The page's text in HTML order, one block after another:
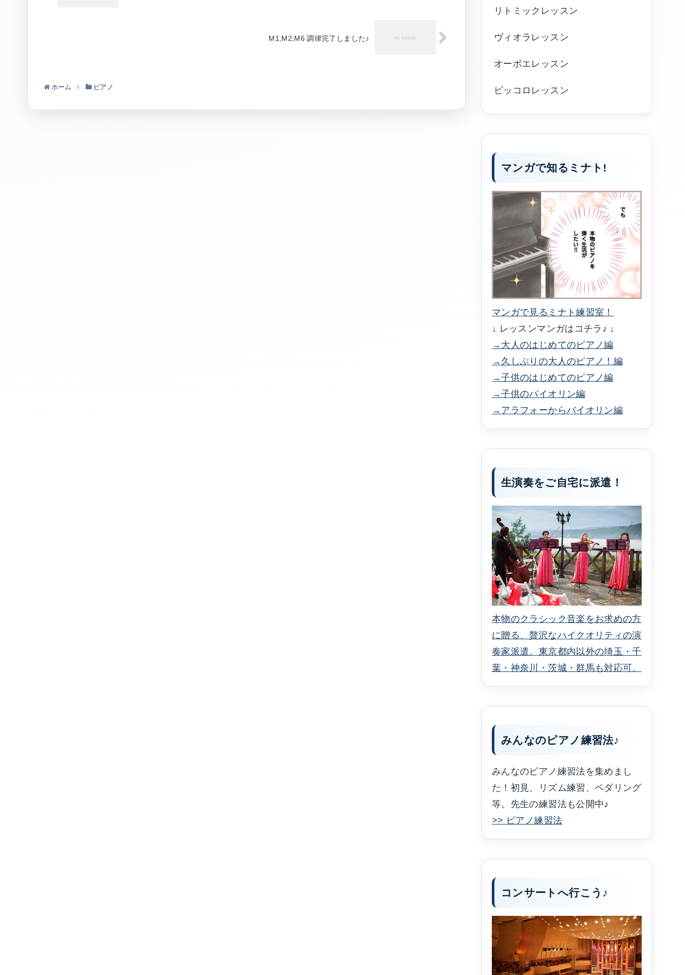
M1,M2,M6 調律完了しました♪
ホーム ピアノ
リトミックレッスン
ヴィオラレッスン
オーボエレッスン
ピッコロレッスン
マンガで知るミナト!
マンガで見るミナト練習室！
↓ レッスンマンガはコチラ♪ ↓
→大人のはじめてのピアノ編
→久しぶりの大人のピアノ！編
→子供のはじめてのピアノ編
→子供のバイオリン編
→アラフォーからバイオリン編
生演奏をご自宅に派遣！
本物のクラシック音楽をお求めの方
に贈る、贅沢なハイクオリティの演
奏家派遣。東京都内以外の埼玉・千
葉・神奈川・茨城・群馬も対応可。
みんなのピアノ練習法♪
みんなのピアノ練習法を集めまし
た！初見、リズム練習、ペダリング
等。先生の練習法も公開中♪
>> ピアノ練習法
コンサートへ行こう♪